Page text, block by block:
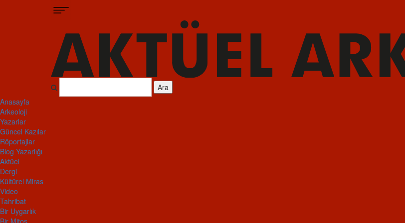
Ara
Anasayfa
Arkeoloji
Yazarlar
Güncel Kazılar
Röportajlar
Blog Yazarlığı
Aktüel
Dergi
Kültürel Miras
Video
Tahribat
Bir Uygarlık
Bir Mitos